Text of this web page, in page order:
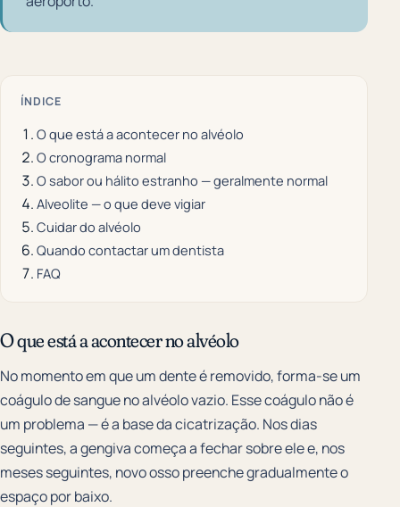
ÍNDICE
O que está a acontecer no alvéolo
O cronograma normal
O sabor ou hálito estranho — geralmente normal
Alveolite — o que deve vigiar
Cuidar do alvéolo
Quando contactar um dentista
FAQ
O que está a acontecer no alvéolo
No momento em que um dente é removido, forma-se um
coágulo de sangue no alvéolo vazio. Esse coágulo não é
um problema — é a base da cicatrização. Nos dias
seguintes, a gengiva começa a fechar sobre ele e, nos
meses seguintes, novo osso preenche gradualmente o
espaço por baixo.